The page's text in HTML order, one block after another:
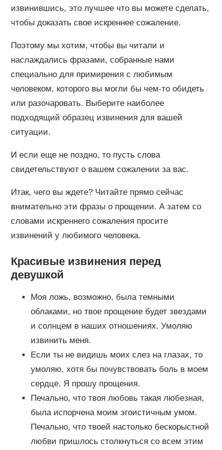
извинившись, это лучшее что вы можете сделать,
чтобы доказать свое искреннее сожаление.
Поэтому мы хотим, чтобы вы читали и
наслаждались фразами, собранные нами
специально для примирения с любимым
человеком, которого вы могли бы чем-то обидеть
или разочаровать. Выберите наиболее
подходящий образец извинения для вашей
ситуации.
И если еще не поздно, то пусть слова
свидетельствуют о вашем сожалении за вас.
Итак, чего вы ждете? Читайте прямо сейчас
внимательно эти фразы о прощении. А затем со
словами искреннего сожаления просите
извинений у любимого человека.
Красивые извинения перед
девушкой
Моя ложь, возможно, была темными
облаками, но твое прощение будет звездами
и солнцем в наших отношениях. Умоляю
извинить меня.
Если ты не видишь моих слез на глазах, то
умоляю, хотя бы почувствовать боль в моем
сердце. Я прошу прощения.
Печально, что твоя любовь такая любезная,
была испорчена моим эгоистичным умом.
Печально, что твоей настолько бескорыстной
любви пришлось столкнуться со всем этим